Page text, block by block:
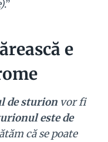
.”
e
de sturion vor fi
este de
că se poate